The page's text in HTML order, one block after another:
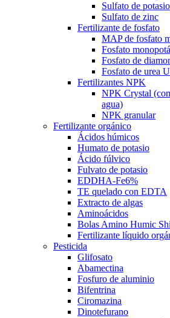
Sulfato de potasio
Sulfato de zinc
Fertilizante de fosfato
MAP de fosfato
Fosfato
Fosfato de
Fosfato de urea
Fertilizantes NPK
NPK Crystal
agua)
NPK granular
Fertilizante orgánico
Ácidos húmicos
Humato de potasio
Ácido fúlvico
Fulvato de potasio
EDDHA-Fe6%
TE quelado con EDTA
Extracto de algas
Aminoácidos
Bolas Amino Humic
Fertilizante líquido
Pesticida
Glifosato
Abamectina
Fosfuro de aluminio
Bifentrina
Ciromazina
Dinotefurano